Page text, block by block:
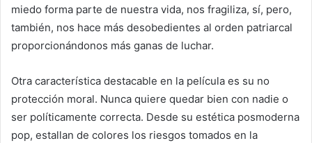
miedo forma parte de nuestra vida, nos fragiliza, sí, pero,
también, nos hace más desobedientes al orden patriarcal
proporcionándonos más ganas de luchar.
Otra característica destacable en la película es su no
protección moral. Nunca quiere quedar bien con nadie o
ser políticamente correcta. Desde su estética posmoderna
pop, estallan de colores los riesgos tomados en la